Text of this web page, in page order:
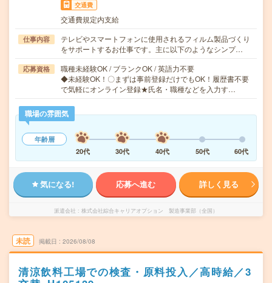
交通費
交通費規定内支給
仕事内容
テレビやスマートフォンに使用されるフィルム製品づくり
をサポートするお仕事です。主に以下のようなシンプ…
応募資格
職種未経験OK / ブランクOK / 英語力不要
◆未経験OK！〇まずは事前登録だけでもOK！履歴書不要
で気軽にオンライン登録★氏名・職種などを入力す…
職場の雰囲気
年齢層
20代
30代 40代 50代 60代
気になる! 応募へ進む 詳しく見る
派遣会社 株式会社綜合キャリアオプション 製造事業部（全国）
未読 掲載日 2026/08/08
清涼飲料工場での検査・原料投入／高時給／3